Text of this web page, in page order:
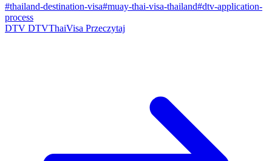
#thailand-destination-visa#muay-thai-visa-thailand#dtv-application-
process
DTV DTVThaiVisa Przeczytaj